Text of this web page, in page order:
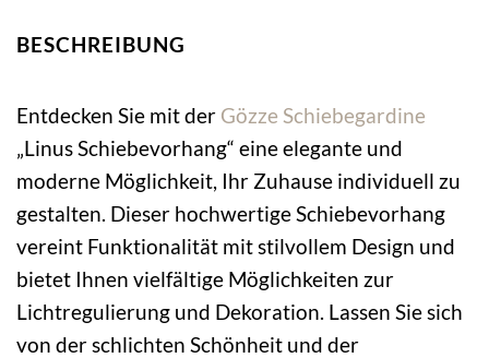
BESCHREIBUNG
Entdecken Sie mit der Gözze Schiebegardine
„Linus Schiebevorhang“ eine elegante und
moderne Möglichkeit, Ihr Zuhause individuell zu
gestalten. Dieser hochwertige Schiebevorhang
vereint Funktionalität mit stilvollem Design und
bietet Ihnen vielfältige Möglichkeiten zur
Lichtregulierung und Dekoration. Lassen Sie sich
von der schlichten Schönheit und der